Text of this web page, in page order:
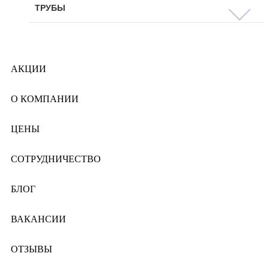
ТРУБЫ
АКЦИИ
О КОМПАНИИ
ЦЕНЫ
СОТРУДНИЧЕСТВО
БЛОГ
ВАКАНСИИ
ОТЗЫВЫ